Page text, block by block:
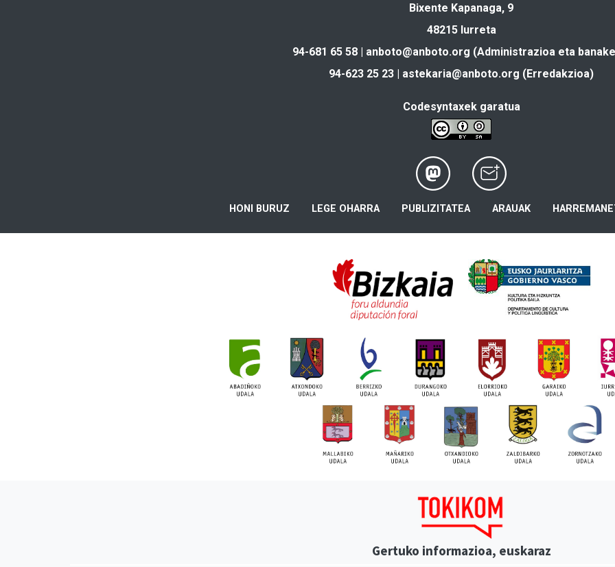
Bixente Kapanaga, 9
48215 Iurreta
94-681 65 58 | anboto@anboto.org (Administrazioa eta
94-623 25 23 | astekaria@anboto.org (Erredakzioa)
Codesyntaxek garatua
HONI BURUZ LEGE OHARRA PUBLIZITATEA ARAUAK
Gertuko informazioa, euskaraz